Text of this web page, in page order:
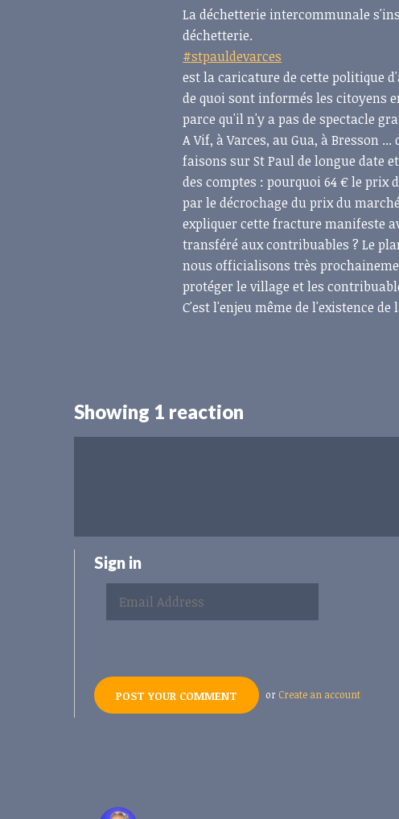
La déchetterie intercommunale
déchetterie.
#stpauldevarces
est la caricature de cette politique
de quoi sont informés les citoyens
parce qu'il n'y a pas de spectacle
A Vif, à Varces, au Gua, à Bresson
faisons sur St Paul de longue date
des comptes : pourquoi 64 € le prix
par le décrochage du prix du
expliquer cette fracture manifeste
transféré aux contribuables ? Le
nous officialisons très
protéger le village et les
C'est l'enjeu même de l'existence
Showing 1 reaction
Sign in
or Create an account